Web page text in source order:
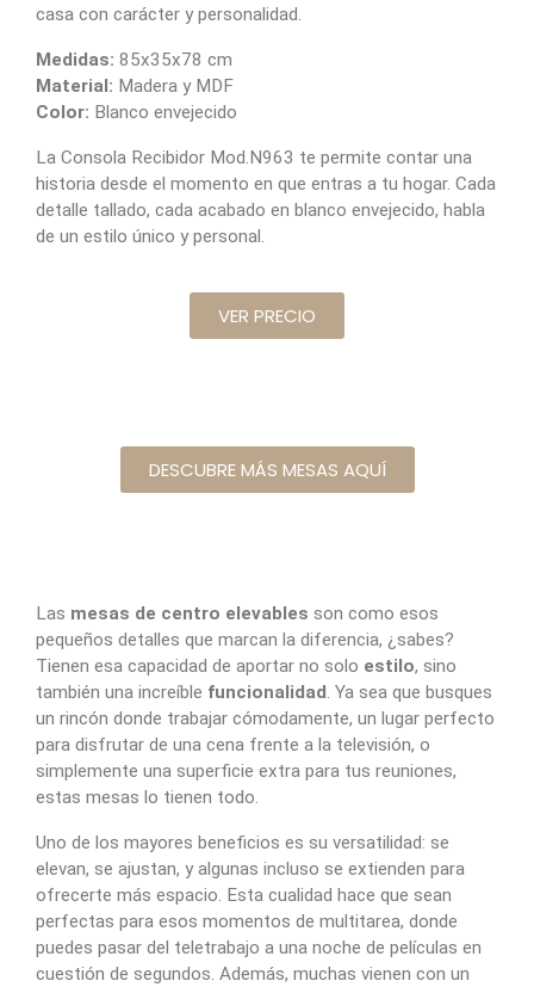
casa con carácter y personalidad.
Medidas: 85x35x78 cm
Material: Madera y MDF
Color: Blanco envejecido
La Consola Recibidor Mod.N963 te permite contar una
historia desde el momento en que entras a tu hogar. Cada
detalle tallado, cada acabado en blanco envejecido, habla
de un estilo único y personal.
VER PRECIO
DESCUBRE MÁS MESAS AQUÍ
Las mesas de centro elevables son como esos
pequeños detalles que marcan la diferencia, ¿sabes?
Tienen esa capacidad de aportar no solo estilo, sino
también una increíble funcionalidad. Ya sea que busques
un rincón donde trabajar cómodamente, un lugar perfecto
para disfrutar de una cena frente a la televisión, o
simplemente una superficie extra para tus reuniones,
estas mesas lo tienen todo.
Uno de los mayores beneficios es su versatilidad: se
elevan, se ajustan, y algunas incluso se extienden para
ofrecerte más espacio. Esta cualidad hace que sean
perfectas para esos momentos de multitarea, donde
puedes pasar del teletrabajo a una noche de películas en
cuestión de segundos. Además, muchas vienen con un